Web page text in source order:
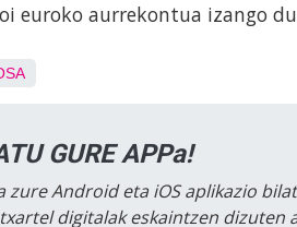
euroko aurrekontua izango
GURE APPa!
zure Android eta iOS aplikazio
digitalak eskaintzen dizuten